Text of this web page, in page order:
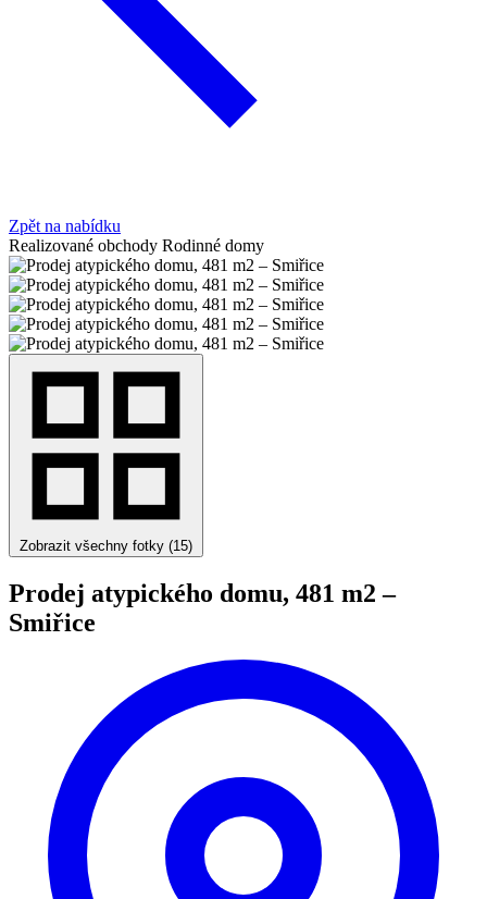
Zpět na nabídku
Realizované obchody Rodinné domy
Zobrazit všechny fotky (15)
Prodej atypického domu, 481 m2 –
Smiřice